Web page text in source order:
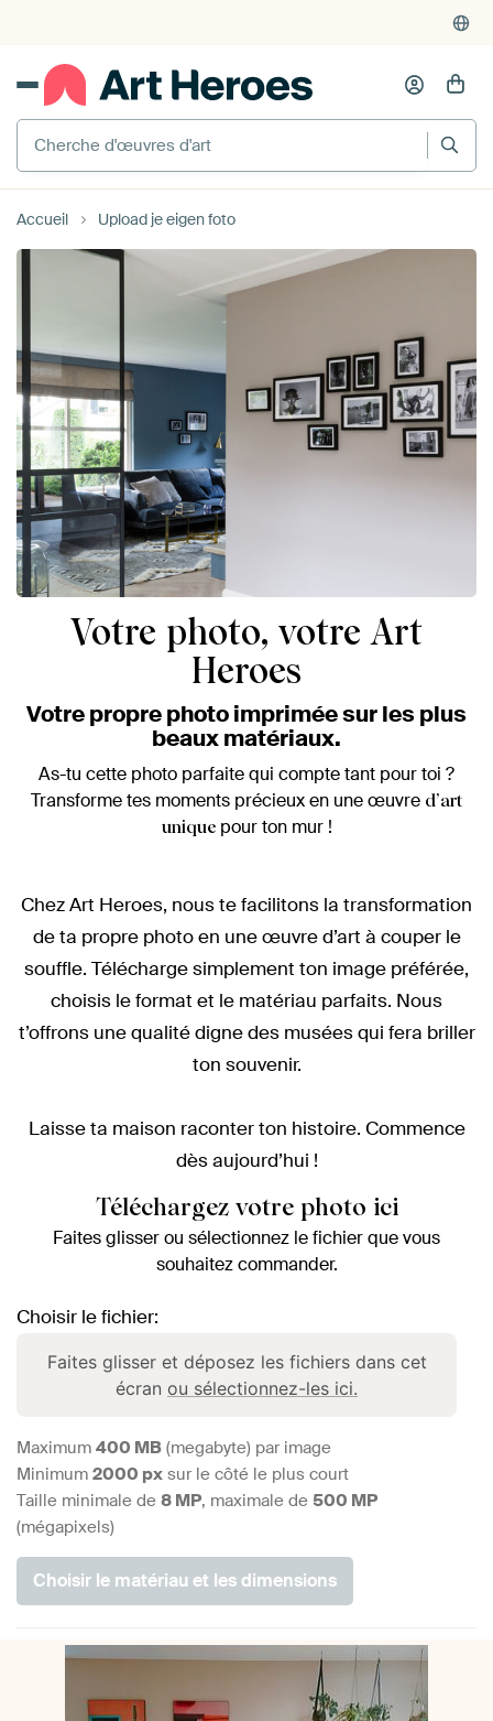
Cherche d'œuvres d'art
Accueil Upload je eigen foto
Votre photo, votre Art
Heroes
Votre propre photo imprimée sur les plus
beaux matériaux.
As-tu cette photo parfaite qui compte tant pour toi ?
Transforme tes moments précieux en une œuvre d’art
uniquepour ton mur !
Chez Art Heroes, nous te facilitons la transformation
de ta propre photo en une œuvre d’art à couper le
souffle. Télécharge simplement ton image préférée,
choisis le format et le matériau parfaits. Nous
t’offrons une qualité digne des musées qui fera briller
ton souvenir.
Laisse ta maison raconter ton histoire. Commence
dès aujourd’hui !
Téléchargez votre photo ici
Faites glisser ou sélectionnez le fichier que vous
souhaitez commander.
Choisir le fichier:
Faites glisser et déposez les fichiers dans cet
écran ou sélectionnez-les ici.
Maximum 400 MB (megabyte) par image
Minimum 2000 px sur le côté le plus court
Taille minimale de 8 MP, maximale de 500 MP
(mégapixels)